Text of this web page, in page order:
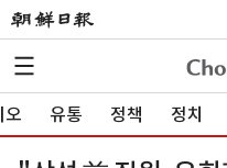
오 유통 정책 정치